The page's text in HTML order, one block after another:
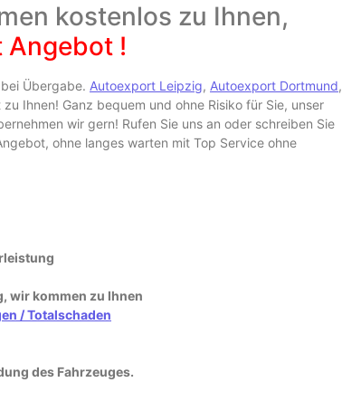
kostenlos zu Ihnen,
!
Übergabe. Autoexport Leipzig, Autoexport Dortmund,
Ihnen! Ganz bequem und ohne Risiko für Sie, unser
wir gern! Rufen Sie uns an oder schreiben Sie
ohne langes warten mit Top Service ohne
wir kommen zu Ihnen
/Totalschaden
des Fahrzeuges.